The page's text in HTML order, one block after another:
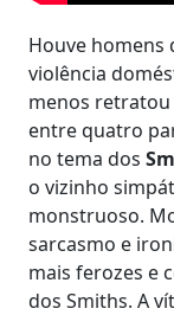
Houve
violência
menos
entre quatro
no tema dos
o vizinho
monstruoso.
sarcasmo e
mais ferozes e
dos Smiths. A